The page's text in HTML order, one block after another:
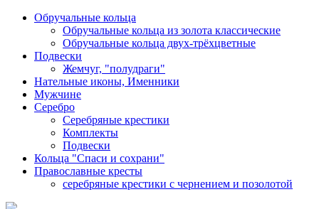
Обручальные кольца
Обручальные кольца из золота классические
Обручальные кольца двух-трёхцветные
Подвески
Жемчуг, "полудраги"
Нательные иконы, Именники
Мужчине
Серебро
Серебряные крестики
Комплекты
Подвески
Кольца "Спаси и сохрани"
Православные кресты
cеребряные крестики с чернением и позолотой